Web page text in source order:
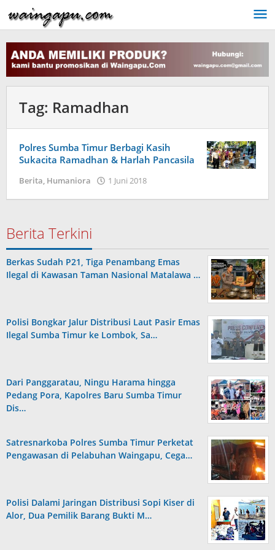
ke
konten
Tag: Ramadhan
Polres Sumba Timur Berbagi Kasih
Sukacita Ramadhan & Harlah Pancasila
Berita, Humaniora 1 Juni 2018
Berita Terkini
Berkas Sudah P21, Tiga Penambang Emas
Ilegal di Kawasan Taman Nasional Matalawa …
Polisi Bongkar Jalur Distribusi Laut Pasir Emas
Ilegal Sumba Timur ke Lombok, Sa…
Dari Panggaratau, Ningu Harama hingga
Pedang Pora, Kapolres Baru Sumba Timur
Dis…
Satresnarkoba Polres Sumba Timur Perketat
Pengawasan di Pelabuhan Waingapu, Cega…
Polisi Dalami Jaringan Distribusi Sopi Kiser di
Alor, Dua Pemilik Barang Bukti M…